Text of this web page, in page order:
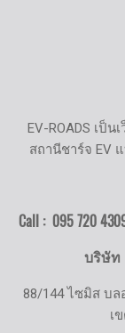
EV-ROADS เป็
สถานีชาร์จ EV
Call : 095 720
บริษัท
88/144 ไซมิส บ
เ